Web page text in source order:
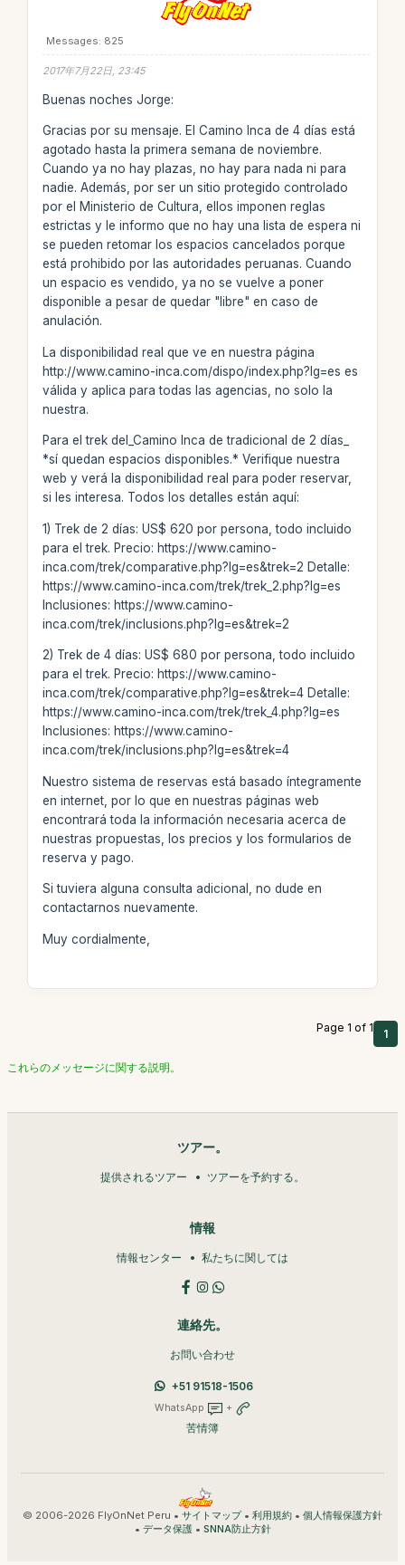
Messages: 825
2017年7月22日, 23:45
Buenas noches Jorge:
Gracias por su mensaje. El Camino Inca de 4 días está
agotado hasta la primera semana de noviembre.
Cuando ya no hay plazas, no hay para nada ni para
nadie. Además, por ser un sitio protegido controlado
por el Ministerio de Cultura, ellos imponen reglas
estrictas y le informo que no hay una lista de espera ni
se pueden retomar los espacios cancelados porque
está prohibido por las autoridades peruanas. Cuando
un espacio es vendido, ya no se vuelve a poner
disponible a pesar de quedar "libre" en caso de
anulación.
La disponibilidad real que ve en nuestra página
http://www.camino-inca.com/dispo/index.php?lg=es es
válida y aplica para todas las agencias, no solo la
nuestra.
Para el trek del_Camino Inca de tradicional de 2 días_
*sí quedan espacios disponibles.* Verifique nuestra
web y verá la disponibilidad real para poder reservar,
si les interesa. Todos los detalles están aquí:
1) Trek de 2 días: US$ 620 por persona, todo incluido
para el trek. Precio: https://www.camino-
inca.com/trek/comparative.php?lg=es&trek=2 Detalle:
https://www.camino-inca.com/trek/trek_2.php?lg=es
Inclusiones: https://www.camino-
inca.com/trek/inclusions.php?lg=es&trek=2
2) Trek de 4 días: US$ 680 por persona, todo incluido
para el trek. Precio: https://www.camino-
inca.com/trek/comparative.php?lg=es&trek=4 Detalle:
https://www.camino-inca.com/trek/trek_4.php?lg=es
Inclusiones: https://www.camino-
inca.com/trek/inclusions.php?lg=es&trek=4
Nuestro sistema de reservas está basado íntegramente
en internet, por lo que en nuestras páginas web
encontrará toda la información necesaria acerca de
nuestras propuestas, los precios y los formularios de
reserva y pago.
Si tuviera alguna consulta adicional, no dude en
contactarnos nuevamente.
Muy cordialmente,
Page 1 of 1 1
これらのメッセージに関する説明。
ツアー。
提供されるツアー ツアーを予約する。
情報
情報センター 私たちに関しては
連絡先。
お問い合わせ
+51 91518-1506
WhatsApp +
苦情簿
© 2006-2026 FlyOnNet Peru • サイトマップ• 利用規約 • 個人情報保護方針
• データ保護• SNNA防止方針